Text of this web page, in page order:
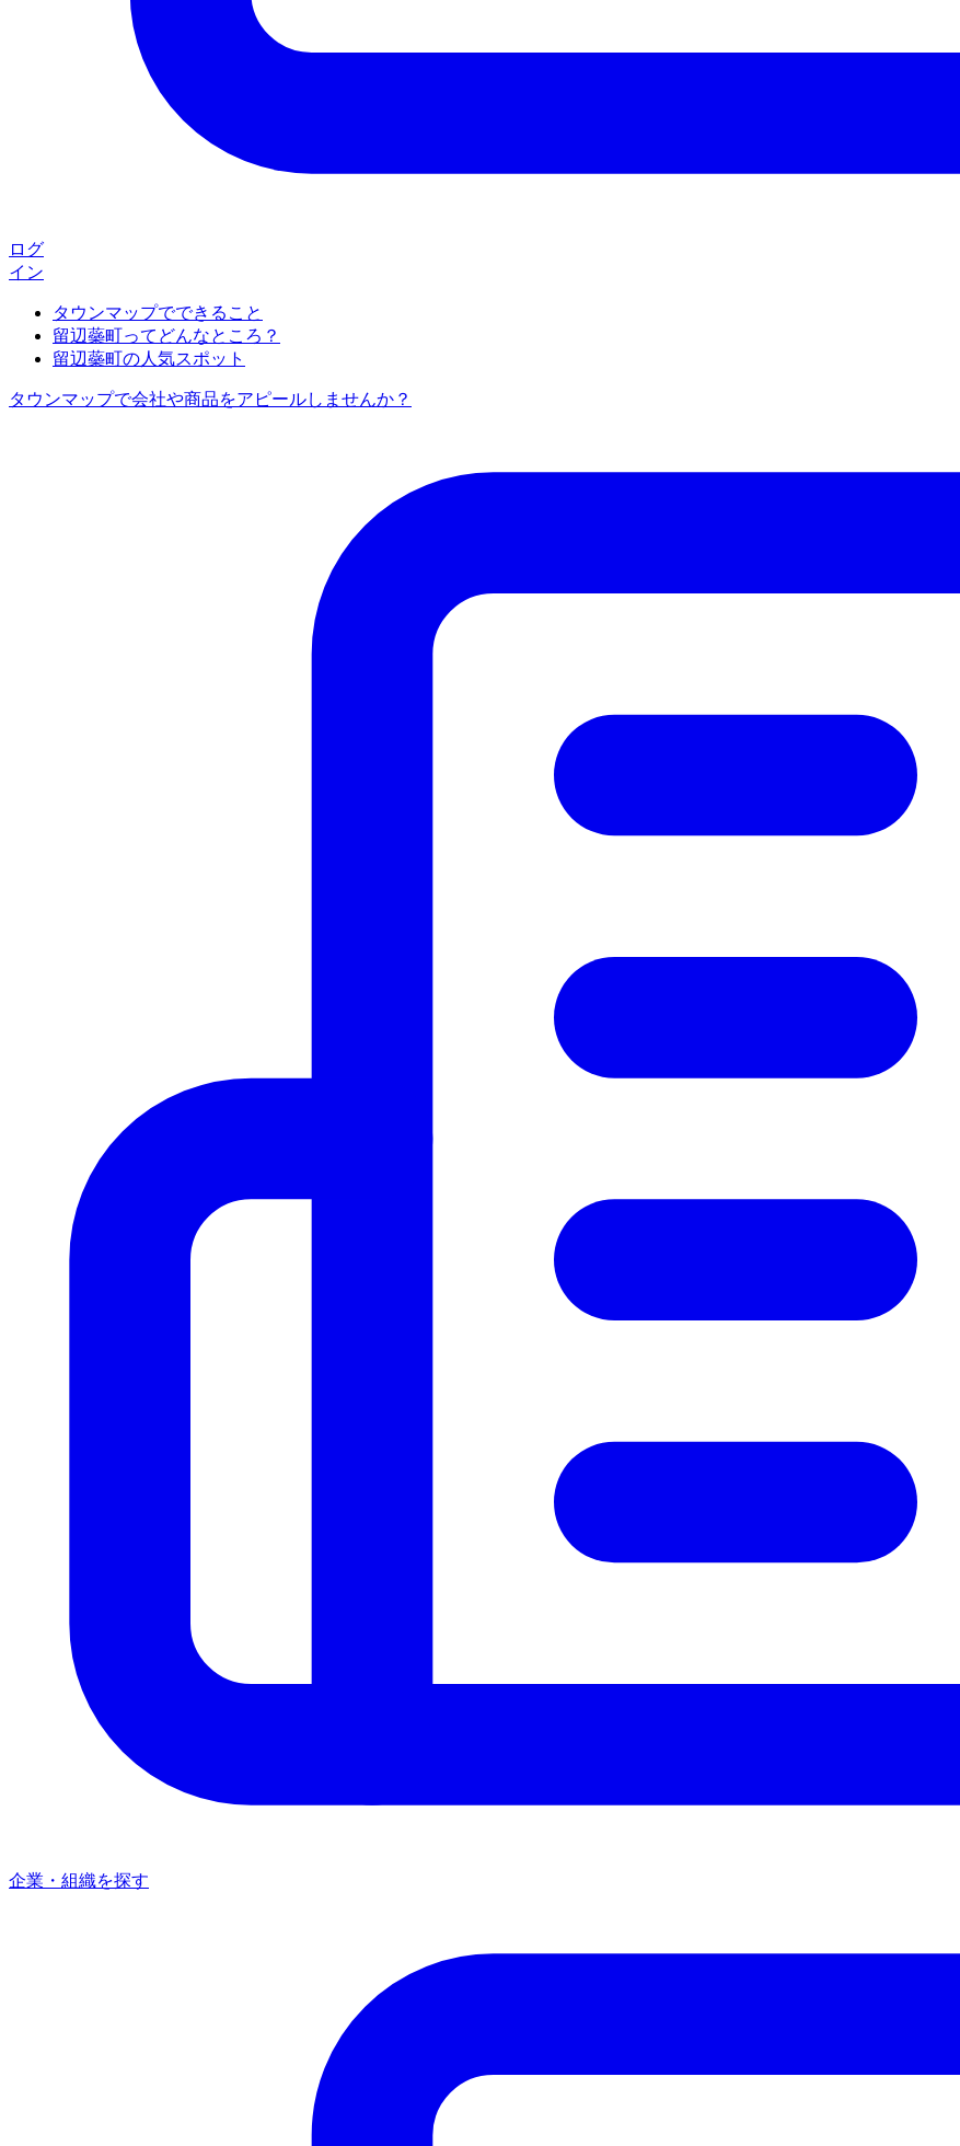
ログ
イン
タウンマップでできること
留辺蘂町ってどんなところ？
留辺蘂町の人気スポット
タウンマップで会社や商品をアピールしませんか？
企業・組織を探す